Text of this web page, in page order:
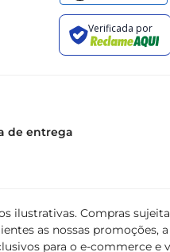
de entrega
ilustrativas. Compras
as nossas promoções,
para o e-commerce e